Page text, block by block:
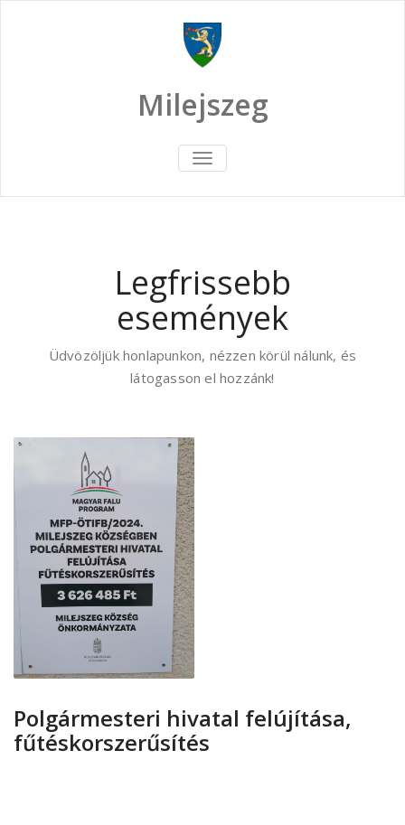
Milejszeg
TOGGLE
NAVIGATION
Legfrissebb
események
Üdvözöljük honlapunkon, nézzen körül nálunk, és
látogasson el hozzánk!
Polgármesteri hivatal felújítása,
fűtéskorszerűsítés